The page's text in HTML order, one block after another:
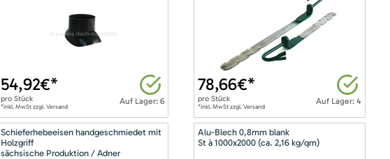
Auf Lager: 6
54,92€*
pro Stück
*inkl. MwSt zzgl. Versand
Auf Lager: 4
78,66€*
proStück
*inkl. MwSt zzgl. Versand
Schieferhebeeisen handgeschmiedet mit
Holzgriff
sächsische Produktion / Adner
Alu-Blech 0,8mm blank
St à 1000x2000 (ca. 2,16 kg/qm)